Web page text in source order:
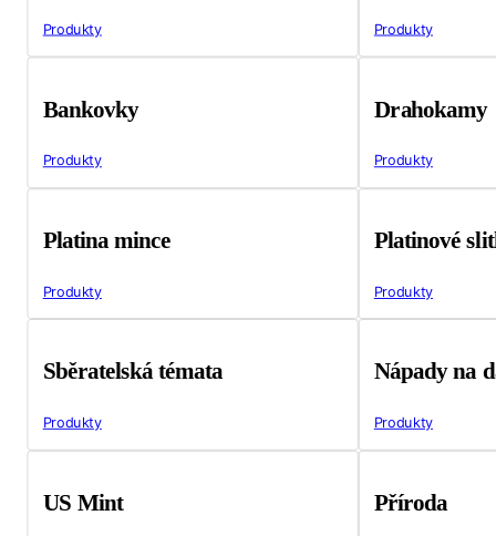
Produkty Produkty
Bankovky
Produkty
Drahokamy
Produkty
Platina mince
Produkty
Platinové
Produkty
Sběratelská témata
Produkty
Nápady na
Produkty
US Mint Příroda